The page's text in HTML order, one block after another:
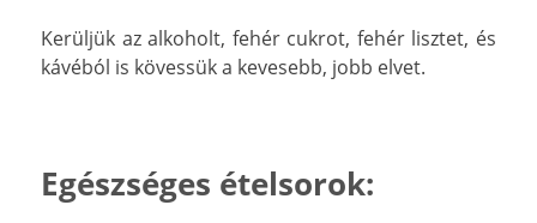
Kerüljük az alkoholt, fehér cukrot, fehér lisztet, és
kávéból is kövessük a kevesebb, jobb elvet.
Egészséges ételsorok: